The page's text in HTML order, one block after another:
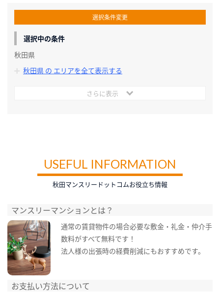
選択条件変更
選択中の条件
秋田県
秋田県 の エリアを全て表示する
さらに表示
USEFUL INFORMATION
秋田マンスリードットコムお役立ち情報
マンスリーマンションとは？
通常の賃貸物件の場合必要な敷金・礼金・仲介手
数料がすべて無料です！
法人様の出張時の経費削減にもおすすめです。
お支払い方法について